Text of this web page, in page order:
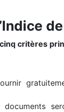
cinq critères
documents